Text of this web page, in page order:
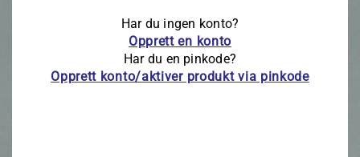
Har du ingen konto?
Opprett en konto
Har du en pinkode?
Opprett konto/aktiver produkt via pinkode